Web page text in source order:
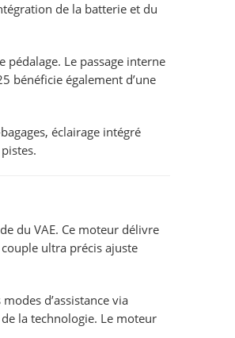
de la batterie et du
Le passage interne
bénéficie également d’une
éclairage intégré
du VAE. Ce moteur délivre
ultra précis ajuste
d’assistance via
la technologie. Le moteur